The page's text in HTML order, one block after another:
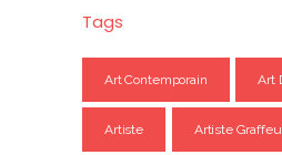
Tags
Art Contemporain Art
Artiste Artiste